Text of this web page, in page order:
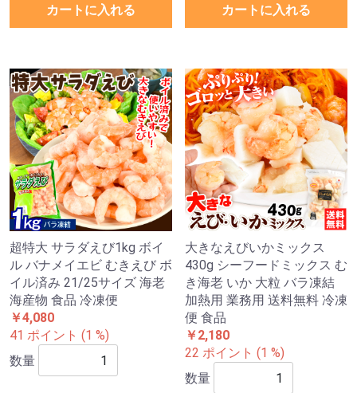
カートに入れる カートに入れる
超特大 サラダえび1kg ボイ
ル バナメイエビ むきえび ボ
イル済み 21/25サイズ 海老
海産物 食品 冷凍便
￥4,080
41 ポイント (1 %)
数量
大きなえびいかミックス
430g シーフードミックス む
き海老 いか 大粒 バラ凍結
加熱用 業務用 送料無料 冷凍
便 食品
￥2,180
22 ポイント (1 %)
数量